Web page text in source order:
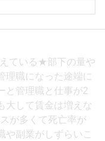
ている★部下の量や
職になった途端に
と管理職と仕事が2
して賃金は増えな
が多くて死亡率が
副業がしずらいこ